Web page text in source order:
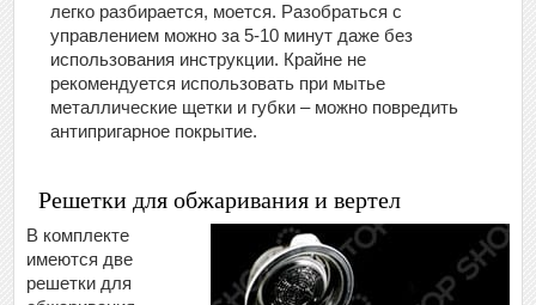
легко разбирается, моется. Разобраться с
управлением можно за 5-10 минут даже без
использования инструкции. Крайне не
рекомендуется использовать при мытье
металлические щетки и губки – можно повредить
антипригарное покрытие.
Решетки для обжаривания и вертел
В комплекте
имеются две
решетки для